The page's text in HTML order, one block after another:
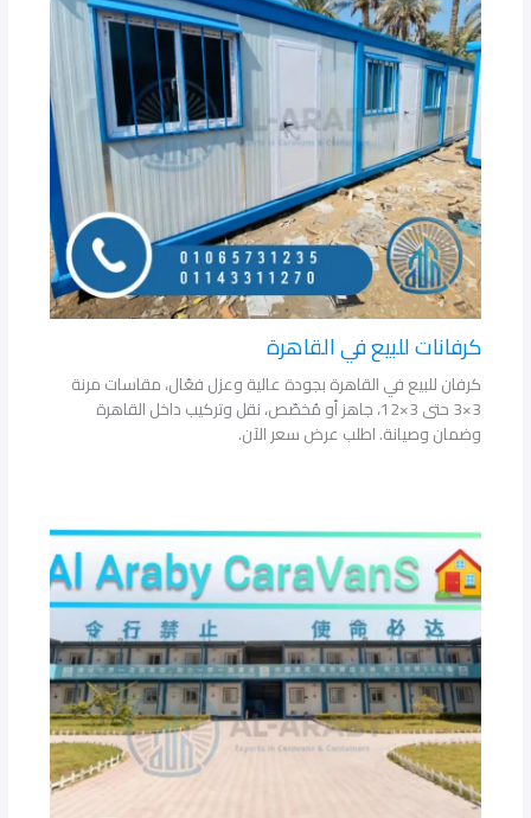
كرفانات للبيع في القاهرة
كرفان للبيع في القاهرة بجودة عالية وعزل فعّال، مقاسات مرنة
3×3 حتى 3×12، جاهز أو مُخصّص، نقل وتركيب داخل القاهرة
وضمان وصيانة. اطلب عرض سعر الآن.